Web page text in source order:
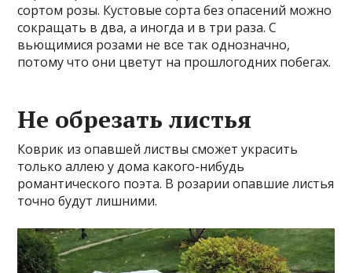
сортом розы. Кустовые сорта без опасений можно
сокращать в два, а иногда и в три раза. С
вьющимися розами не все так однозначно,
потому что они цветут на прошлогодних побегах.
Не обрезать листья
Коврик из опавшей листвы сможет украсить
только аллею у дома какого-нибудь
романтического поэта. В розарии опавшие листья
точно будут лишними.